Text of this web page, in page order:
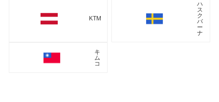
KTM
ハ
ス
ク
バ
ー
ナ
キ
ム
コ